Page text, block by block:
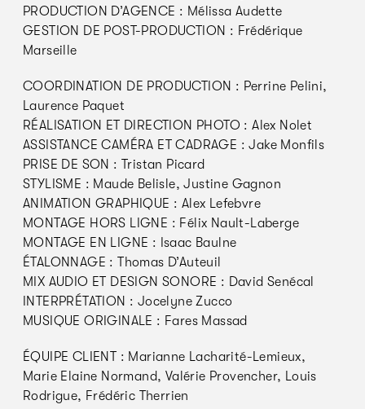
PRODUCTION D’AGENCE : Mélissa Audette
GESTION DE POST-PRODUCTION : Frédérique
Marseille
COORDINATION DE PRODUCTION : Perrine Pelini,
Laurence Paquet
RÉALISATION ET DIRECTION PHOTO : Alex Nolet
ASSISTANCE CAMÉRA ET CADRAGE : Jake Monfils
PRISE DE SON : Tristan Picard
STYLISME : Maude Belisle, Justine Gagnon
ANIMATION GRAPHIQUE : Alex Lefebvre
MONTAGE HORS LIGNE : Félix Nault-Laberge
MONTAGE EN LIGNE : Isaac Baulne
ÉTALONNAGE : Thomas D’Auteuil
MIX AUDIO ET DESIGN SONORE : David Senécal
INTERPRÉTATION : Jocelyne Zucco
MUSIQUE ORIGINALE : Fares Massad
ÉQUIPE CLIENT : Marianne Lacharité-Lemieux,
Marie Elaine Normand, Valérie Provencher, Louis
Rodrigue, Frédéric Therrien